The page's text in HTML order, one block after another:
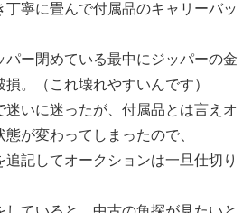
丁寧に畳んで付属品のキャリーバッ
パー閉めている最中にジッパーの金
。（これ壊れやすいんです）
迷いに迷ったが、付属品とは言えオ
が変わってしまったので、
記してオークションは一旦仕切り